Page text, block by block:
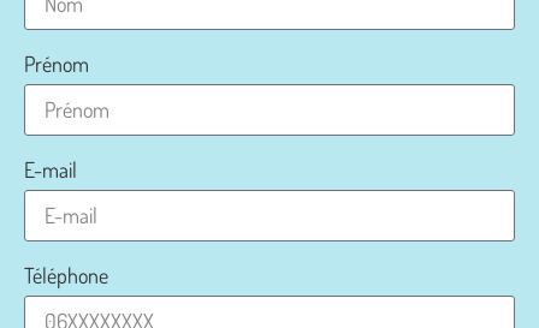
Prénom
E-mail
Téléphone